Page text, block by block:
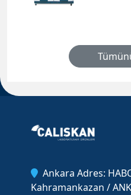
Ankara Adres:
Kahramankazan /